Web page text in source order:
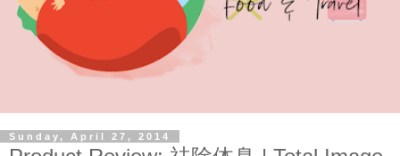
Sunday, April 27, 2014